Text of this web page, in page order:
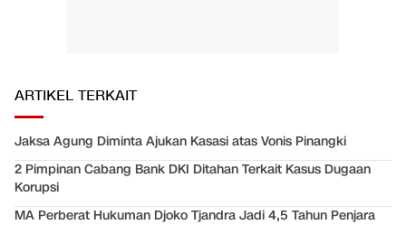
ARTIKEL TERKAIT
Jaksa Agung Diminta Ajukan Kasasi atas Vonis Pinangki
2 Pimpinan Cabang Bank DKI Ditahan Terkait Kasus Dugaan
Korupsi
MA Perberat Hukuman Djoko Tjandra Jadi 4,5 Tahun Penjara